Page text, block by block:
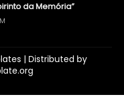
da Memória”
| Distributed by